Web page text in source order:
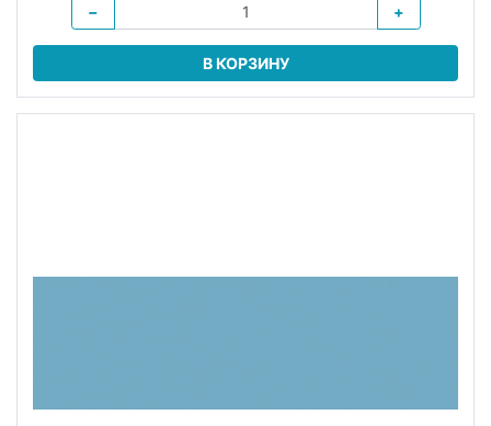
−
+
В КОРЗИНУ